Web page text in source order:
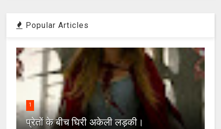
Popular Articles
1
प्रेतों के बीच घिरी अकेली लड़की।